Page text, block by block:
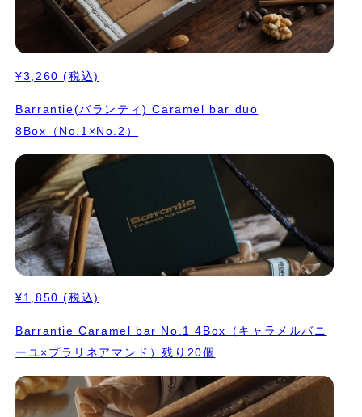
¥3,260 (税込)
Barrantie(バランティ) Caramel bar duo
8Box（No.1×No.2）
¥1,850 (税込)
Barrantie Caramel bar No.1 4Box（キャラメルバニ
ーユ×プラリネアマンド）残り20個